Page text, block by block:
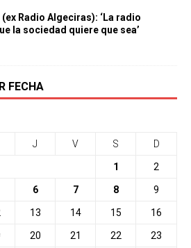
Radio Algeciras): ‘La radio
la sociedad quiere que sea’
FECHA
J V S D
1 2
6 7 8 9
13 14 15 16
20 21 22 23